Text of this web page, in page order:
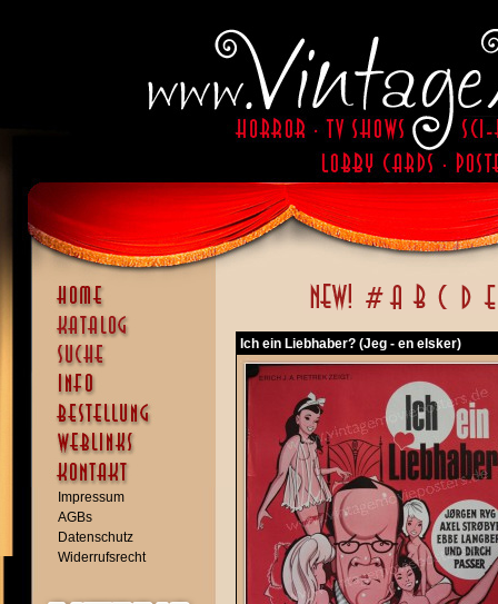
Impressum
AGBs
Datenschutz
Widerrufsrecht
Ich ein Liebhaber? (Jeg - en elsker)